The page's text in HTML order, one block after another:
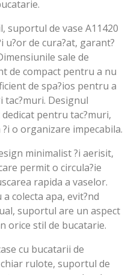
suportul de vase A11420
de cura?at, garant?
sale de
de compact pentru a nu
de spa?ios pentru a
Designul
pentru tac?muri,
o organizare impecabila.
minimalist ?i aerisit,
permit o circula?ie
rapida a vaselor.
colecta apa, evit?nd
suportul are un aspect
orice stil de bucatarie.
cu bucatarii de
rulote, suportul de